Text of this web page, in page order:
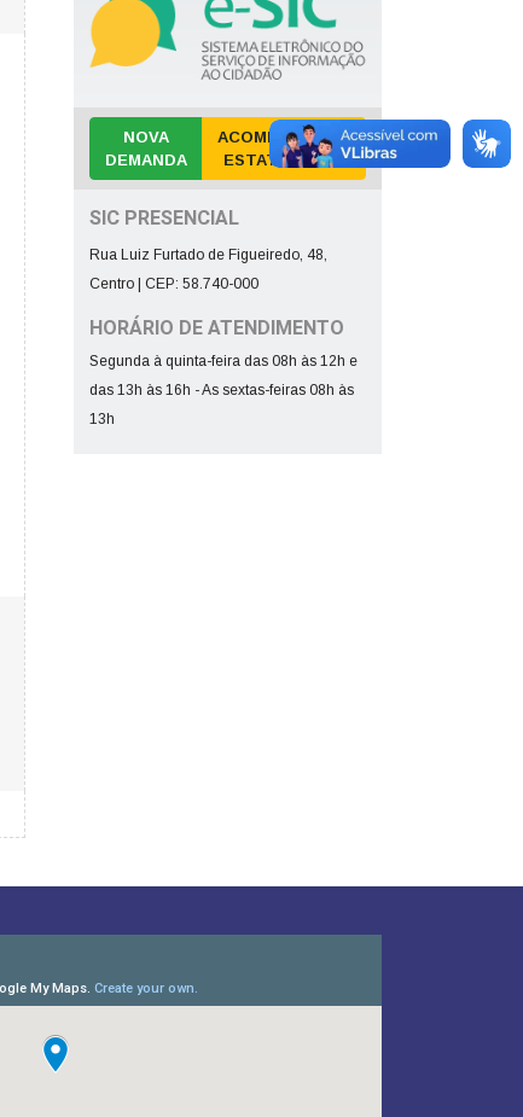
NOVA
DEMANDA
ACOMPANHAR E
ESTATÍSTICAS
SIC PRESENCIAL
Rua Luiz Furtado de Figueiredo, 48,
Centro | CEP: 58.740-000
HORÁRIO DE ATENDIMENTO
Segunda à quinta-feira das 08h às 12h e
das 13h às 16h - As sextas-feiras 08h às
13h